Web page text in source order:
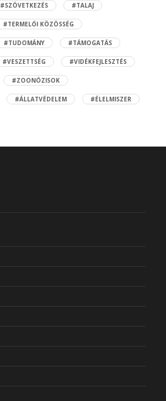
#SZÖVETKEZÉS #TALAJ
#TERMELŐI KÖZÖSSÉG
#TUDOMÁNY #TÁMOGATÁS
#VESZETTSÉG #VIDÉKFEJLESZTÉS
#ZOONÓZISOK
#ÁLLATVÉDELEM #ÉLELMISZER